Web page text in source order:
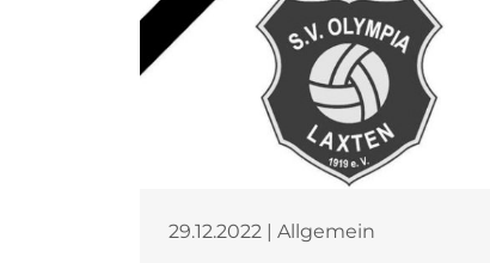
29.12.2022 | Allgemein